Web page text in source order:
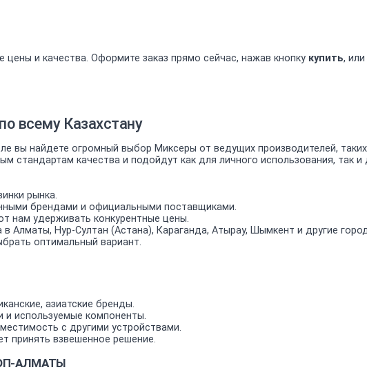
цены и качества. Оформите заказ прямо сейчас, нажав кнопку купить,
всему Казахстану
найдете огромный выбор Миксеры от ведущих производителей, таких
качества и подойдут как для личного использования, так и
рынка.
брендами и официальными поставщиками.
нам удерживать конкурентные цены.
Алматы, Нур-Султан (Астана), Караганда, Атырау, Шымкент и другие
оптимальный вариант.
азиатские бренды.
и используемые компоненты.
с другими устройствами.
принять взвешенное решение.
АЛМАТЫ